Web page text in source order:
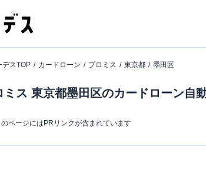
デスTOP カードローン プロミス 東京都 墨田区
ミス 東京都墨田区のカードローン自
のページにはPRリンクが含まれています